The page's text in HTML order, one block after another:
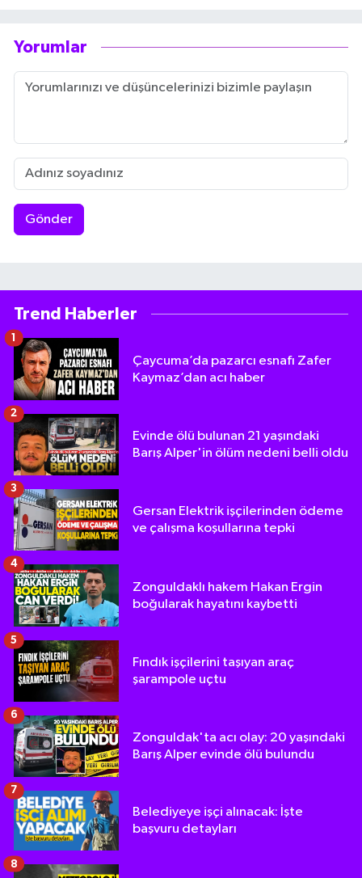
Yorumlar
Gönder
Trend Haberler
Çaycuma’da pazarcı esnafı Zafer
Kaymaz’dan acı haber
1
Evinde ölü bulunan 21 yaşındaki
Barış Alper'in ölüm nedeni belli oldu
2
Gersan Elektrik işçilerinden ödeme
ve çalışma koşullarına tepki
3
Zonguldaklı hakem Hakan Ergin
boğularak hayatını kaybetti
4
Fındık işçilerini taşıyan araç
şarampole uçtu
5
Zonguldak'ta acı olay: 20 yaşındaki
Barış Alper evinde ölü bulundu
6
Belediyeye işçi alınacak: İşte
başvuru detayları
7
8